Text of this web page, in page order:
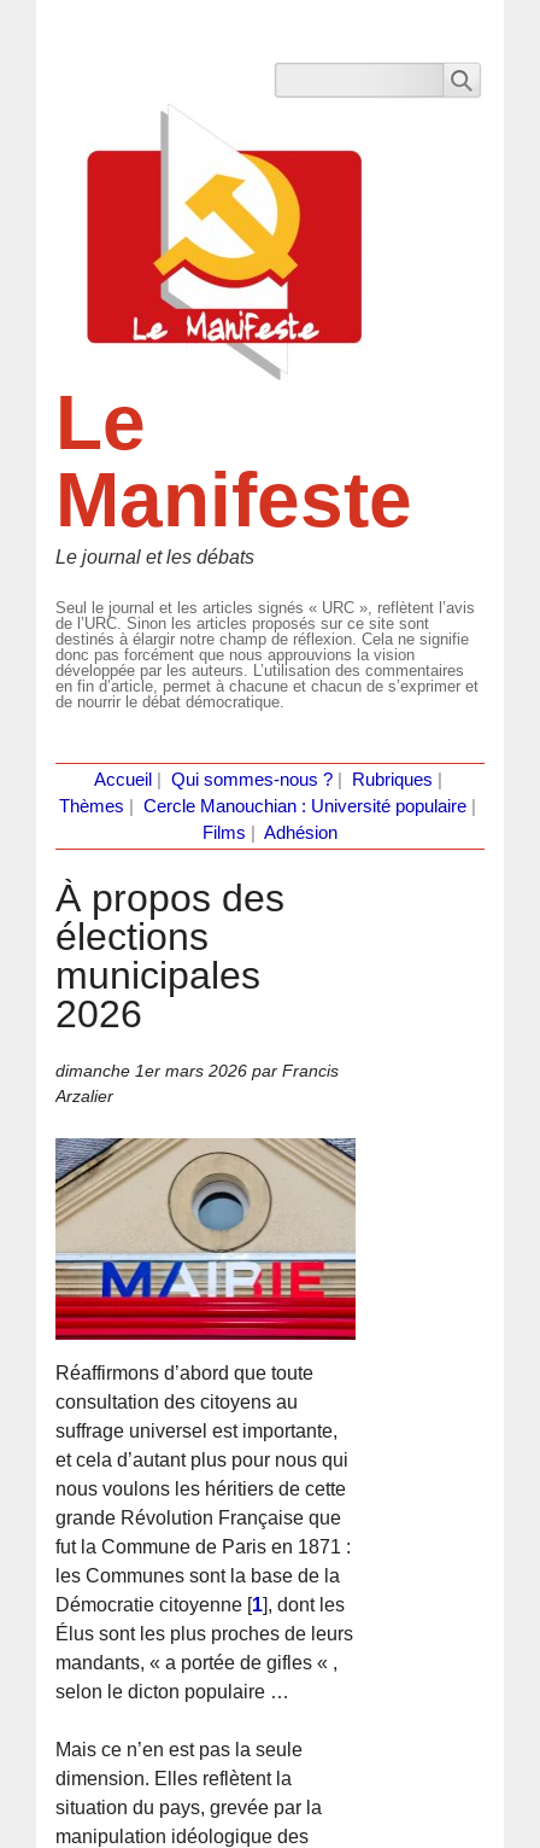
Le
Manifeste
Le journal et les débats
Seul le journal et les articles signés « URC », reflètent l’avis
de l’URC. Sinon les articles proposés sur ce site sont
destinés à élargir notre champ de réflexion. Cela ne signifie
donc pas forcément que nous approuvions la vision
développée par les auteurs. L’utilisation des commentaires
en fin d’article, permet à chacune et chacun de s’exprimer et
de nourrir le débat démocratique.
Accueil Qui sommes-nous ?| Rubriques
Thèmes
Cercle Manouchian : Université populaire
Films
Adhésion
À propos des
élections
municipales
2026
dimanche 1er mars 2026 par Francis
Arzalier
Réaffirmons d’abord que toute
consultation des citoyens au
suffrage universel est importante,
et cela d’autant plus pour nous qui
nous voulons les héritiers de cette
grande Révolution Française que
fut la Commune de Paris en 1871 :
les Communes sont la base de la
Démocratie citoyenne [1], dont les
Élus sont les plus proches de leurs
mandants, « a portée de gifles « ,
selon le dicton populaire …
Mais ce n’en est pas la seule
dimension. Elles reflètent la
situation du pays, grevée par la
manipulation idéologique des